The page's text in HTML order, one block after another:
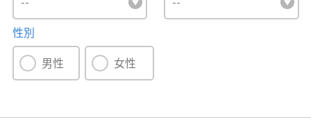
性別
男性
女性